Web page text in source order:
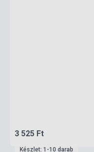
3 525 Ft
Készlet: 1-10 darab